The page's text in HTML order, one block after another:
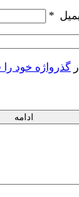
*
گذرواژه خود
ادامه